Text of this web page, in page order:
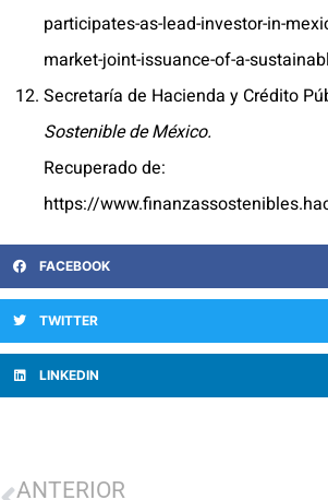
participates-as-lead-investor-in-
market-joint-issuance-of-a-
Secretaría de Hacienda y Crédito
Sostenible de México.
Recuperado de:
https://
FACEBOOK
TWITTER
LINKEDIN
ANTERIOR